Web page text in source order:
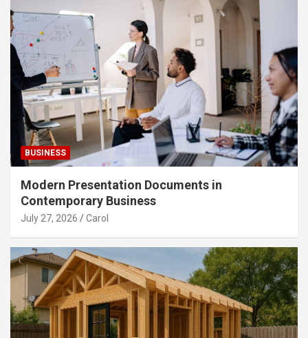
BUSINESS
Modern Presentation Documents in
Contemporary Business
July 27, 2026 Carol